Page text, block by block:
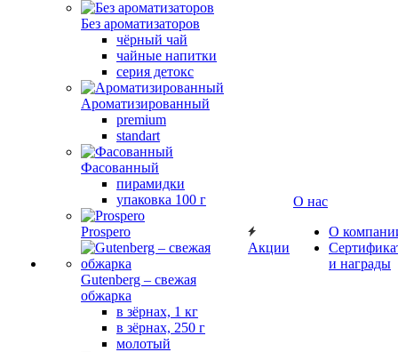
Без ароматизаторов
чёрный чай
чайные напитки
серия детокс
Ароматизированный
premium
standart
Фасованный
пирамидки
упаковка 100 г
Prospero
Gutenberg – свежая
обжарка
в зёрнах, 1 кг
в зёрнах, 250 г
молотый
Акции
О нас
О
и награды